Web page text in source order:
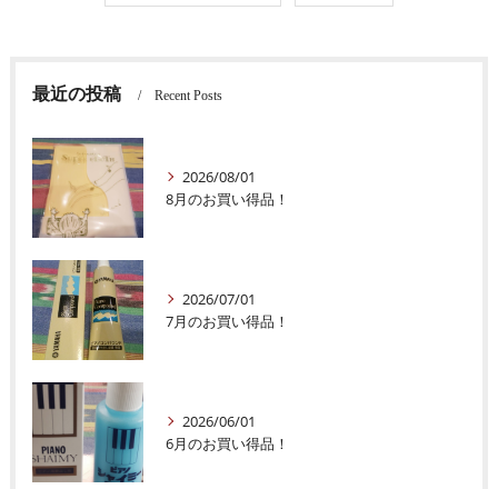
最近の投稿 Recent Posts
2026/08/01
8月のお買い得品！
2026/07/01
7月のお買い得品！
2026/06/01
6月のお買い得品！